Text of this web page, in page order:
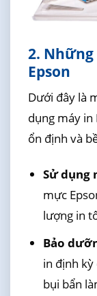
2.
Epson
Dưới đây là
dụng máy in
ổn định và
Sử dụng
mực
lượng in
Bảo
in định
bụi bẩn